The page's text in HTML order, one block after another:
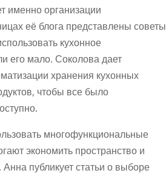
именно организации
её блога представлены советы
кухонное
его мало. Соколова дает
хранения кухонных
чтобы все было
многофункциональные
экономить пространство и
публикует статьи о выборе